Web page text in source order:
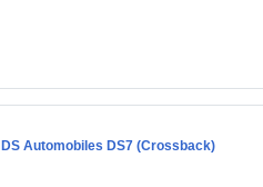
DS Automobiles DS7 (Crossback)